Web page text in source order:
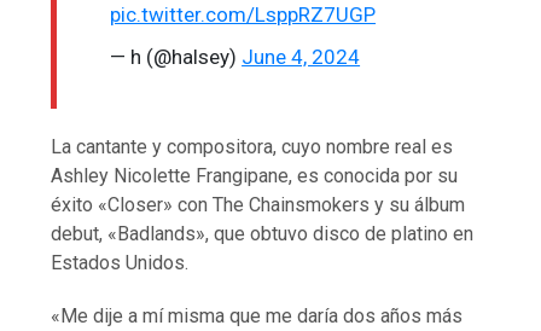
pic.twitter.com/LsppRZ7UGP
— h (@halsey) June 4, 2024
La cantante y compositora, cuyo nombre real es
Ashley Nicolette Frangipane, es conocida por su
éxito «Closer» con The Chainsmokers y su álbum
debut, «Badlands», que obtuvo disco de platino en
Estados Unidos.
«Me dije a mí misma que me daría dos años más